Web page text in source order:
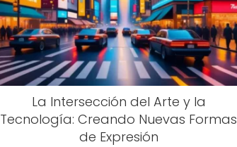
La Intersección del Arte y la
Tecnología: Creando Nuevas Formas
de Expresión